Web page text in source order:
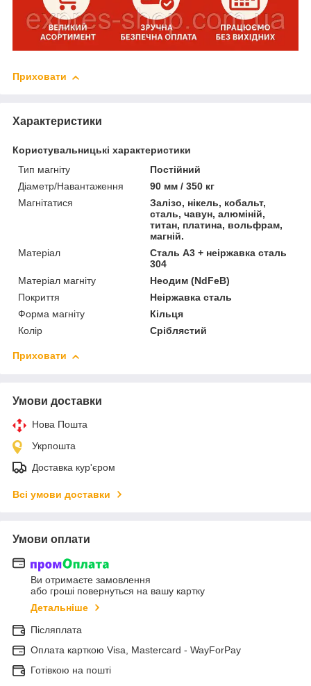
Приховати
Характеристики
Користувальницькі характеристики
Тип магніту
Постійний
Діаметр/Навантаження
90 мм / 350 кг
Магнітатися
Залізо, нікель, кобальт,
сталь, чавун, алюміній,
титан, платина, вольфрам,
магній.
Матеріал
Сталь A3 + неіржавка сталь
304
Матеріал магніту
Неодим (NdFeB)
Покриття
Неіржавка сталь
Форма магніту
Кільця
Колір
Сріблястий
Приховати
Умови доставки
Нова Пошта
Укрпошта
Доставка кур'єром
Всі умови доставки
Умови оплати
Ви отримаєте замовлення
або гроші повернуться на вашу картку
Детальніше
Післяплата
Оплата карткою Visa, Mastercard - WayForPay
Готівкою на пошті